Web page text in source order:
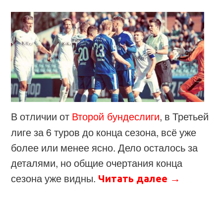
В отличии от Второй бундеслиги, в Третьей
лиге за 6 туров до конца сезона, всё уже
более или менее ясно. Дело осталось за
деталями, но общие очертания конца
сезона уже видны. Читать далее →